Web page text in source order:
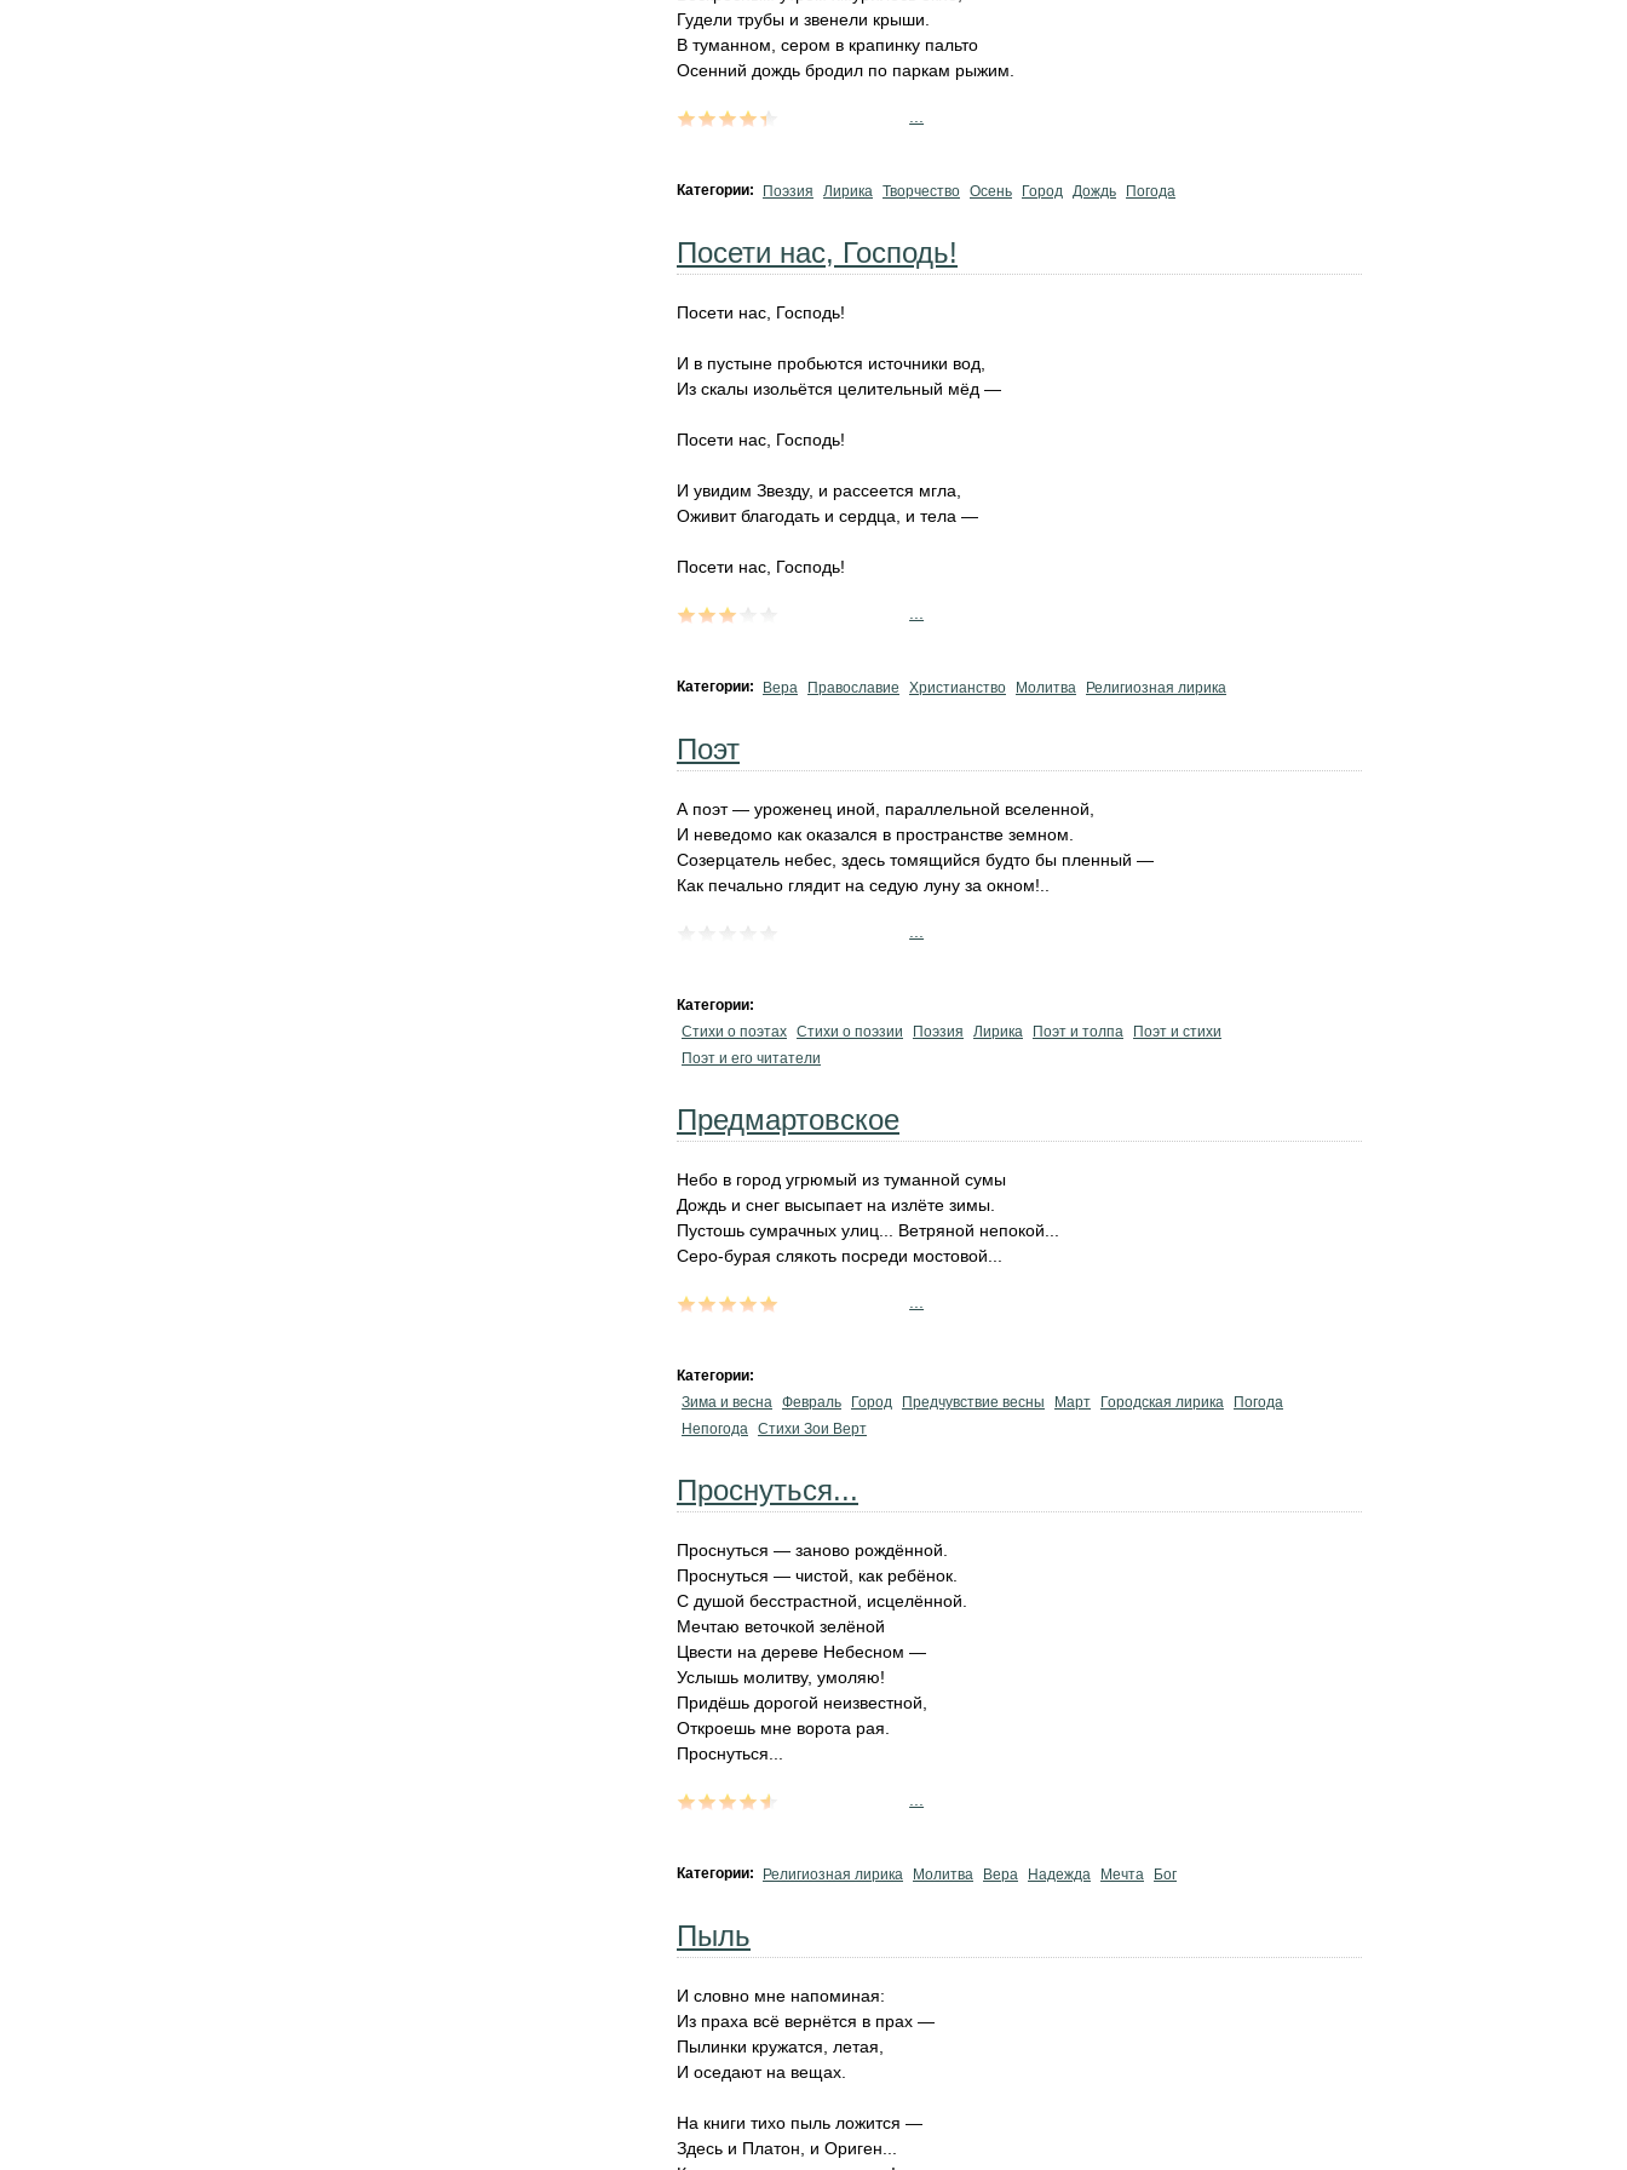
Гудели трубы и звенели крыши.
В туманном, сером в крапинку пальто
Осенний дождь бродил по паркам рыжим.
Категории: Поэзия Лирика Творчество Осень Город Дождь Погода
Посети нас, Господь!
Посети нас, Господь!
И в пустыне пробьются источники вод,
Из скалы изольётся целительный мёд —
Посети нас, Господь!
И увидим Звезду, и рассеется мгла,
Оживит благодать и сердца, и тела —
Посети нас, Господь!
Категории: Вера Православие Христианство Молитва Религиозная лирика
Поэт
А поэт — уроженец иной, параллельной вселенной,
И неведомо как оказался в пространстве земном.
Созерцатель небес, здесь томящийся будто бы пленный —
Как печально глядит на седую луну за окном!..
Категории:
Стихи о поэтах Стихи о поэзии Поэзия Лирика Поэт и толпа
Поэт и стихи
Поэт и его читатели
Предмартовское
Небо в город угрюмый из туманной сумы
Дождь и снег высыпает на излёте зимы.
Пустошь сумрачных улиц... Ветряной непокой...
Серо-бурая слякоть посреди мостовой...
Категории:
Зима и весна Февраль Город Предчувствие весны Март Городская лирика
Погода
Непогода Стихи Зои Верт
Проснуться...
Проснуться — заново рождённой.
Проснуться — чистой, как ребёнок.
С душой бесстрастной, исцелённой.
Мечтаю веточкой зелёной
Цвести на дереве Небесном —
Услышь молитву, умоляю!
Придёшь дорогой неизвестной,
Откроешь мне ворота рая.
Проснуться...
Категории: Религиозная лирика Молитва Вера Надежда Мечта Бог
Пыль
И словно мне напоминая:
Из праха всё вернётся в прах —
Пылинки кружатся, летая,
И оседают на вещах.
На книги тихо пыль ложится —
Здесь и Платон, и Ориген...